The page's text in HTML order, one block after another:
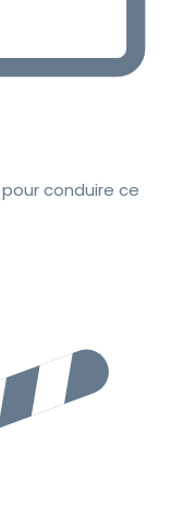
conduire ce